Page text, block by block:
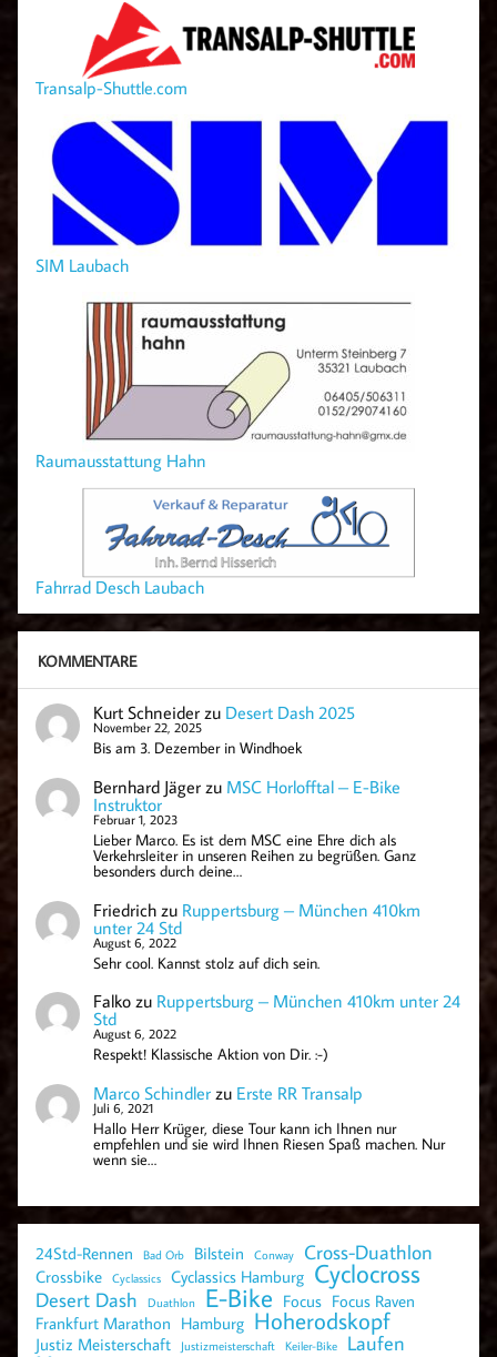
Transalp-Shuttle.com
SIM Laubach
Raumausstattung Hahn
Fahrrad Desch Laubach
KOMMENTARE
Kurt Schneider zu Desert Dash 2025
November 22, 2025
Bis am 3. Dezember in Windhoek
Bernhard Jäger zu MSC Horlofftal – E-Bike
Instruktor
Februar 1, 2023
Lieber Marco. Es ist dem MSC eine Ehre dich als
Verkehrsleiter in unseren Reihen zu begrüßen. Ganz
besonders durch deine…
Friedrich zu Ruppertsburg – München 410km
unter 24 Std
August 6, 2022
Sehr cool. Kannst stolz auf dich sein.
Falko zu Ruppertsburg – München 410km unter 24
Std
August 6, 2022
Respekt! Klassische Aktion von Dir. :-)
Marco Schindler zu Erste RR Transalp
Juli 6, 2021
Hallo Herr Krüger, diese Tour kann ich Ihnen nur
empfehlen und sie wird Ihnen Riesen Spaß machen. Nur
wenn sie…
24Std-Rennen Bad Orb Bilstein Conway Cross-Duathlon
Crossbike Cyclassics Cyclassics Hamburg Cyclocross
Desert Dash Duathlon E-Bike Focus Focus Raven
Frankfurt Marathon Hamburg Hoherodskopf
Justiz Meisterschaft Justizmeisterschaft Keiler-Bike Laufen